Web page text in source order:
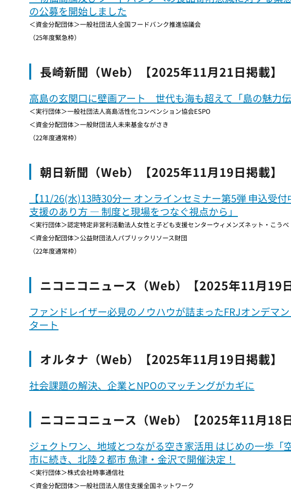
の公募を開始しました
＜資金分配団体＞一般社団法人全国フードバンク推進協議会
（25年度緊急枠）
長崎新聞（Web）【2025年11月21日掲載】
高島の玄関口に壁画アート 世代も海も超えて「島の魅力
＜実行団体＞一般社団法人高島活性化コンベンション協会ESPO
＜資金分配団体＞一般財団法人未来基金ながさき
（22年度通常枠）
朝日新聞（Web）【2025年11月19日掲載】
【11/26(水)13時30分ー オンラインセミナー第5弾 申込受
支援のあり方 ― 制度と現場をつなぐ視点から」
＜実行団体＞認定特定非営利活動法人女性と子ども支援センターウィメンズネット・こうべ
＜資金分配団体＞公益財団法人パブリックリソース財団
（22年度通常枠）
ニコニコニュース（Web）【2025年11月19日
ファンドレイザー必見のノウハウが詰まったFRJオンデマ
タート
オルタナ（Web）【2025年11月19日掲載】
社会課題の解決、企業とNPOのマッチングがカギに
ニコニコニュース（Web）【2025年11月18日
ジェクトワン、地域とつながる空き家活用 はじめの一歩「
市に続き、北陸２都市 魚津・金沢で開催決定！
＜実行団体＞株式会社時事通信社
＜資金分配団体＞一般社団法人居住支援全国ネットワーク